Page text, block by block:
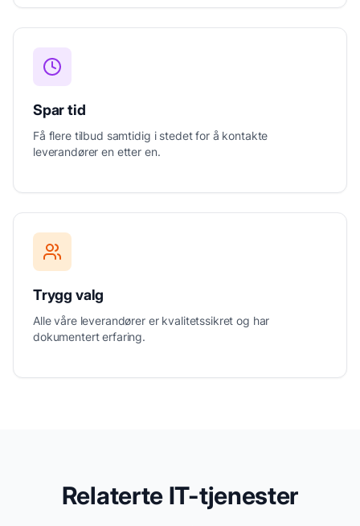
Spar tid
Få flere tilbud samtidig i stedet for å kontakte
leverandører en etter en.
Trygg valg
Alle våre leverandører er kvalitetssikret og har
dokumentert erfaring.
Relaterte IT-tjenester